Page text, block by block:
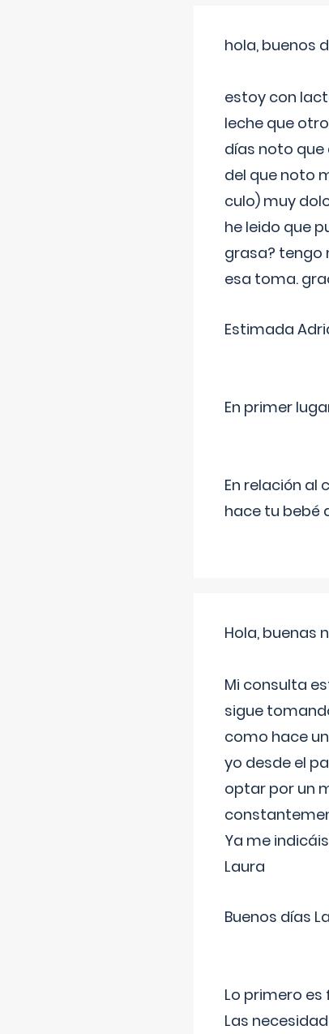
hola, buenos
estoy con
leche que
días noto que
del que noto
culo) muy
he leido que
grasa? tengo
esa toma.
Estimada
En primer
En relación al
hace tu bebé
Hola, buenas
Mi consulta
sigue
como hace
yo desde el
optar por un
Ya me
Laura
Buenos días
Lo primero
Las